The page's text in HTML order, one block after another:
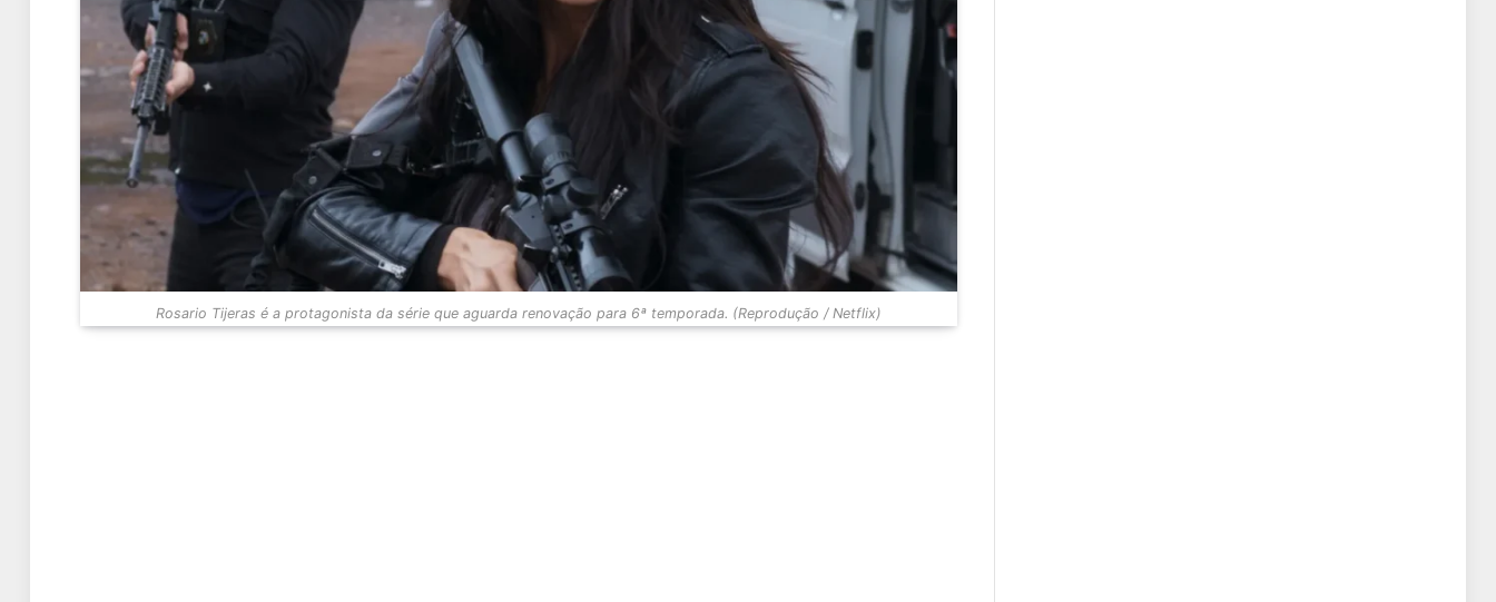
Rosario Tijeras é a protagonista da série que aguarda renovação para 6ª temporada. (Reprodução / Netflix)